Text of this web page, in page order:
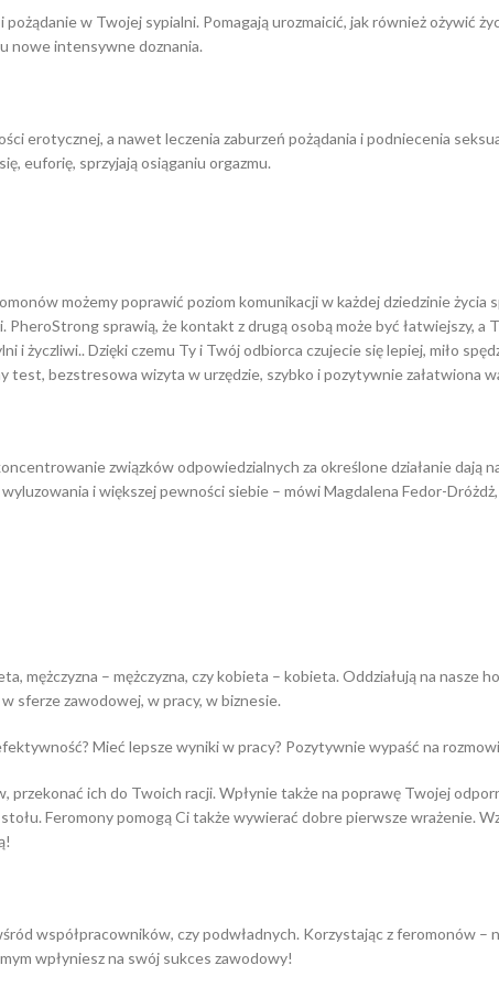
w Twojej sypialni. Pomagają urozmaicić, jak również ożywić
nowe intensywne doznania.
erotycznej, a nawet leczenia zaburzeń pożądania i podniecenia
euforię, sprzyjają osiąganiu orgazmu.
możemy poprawić poziom komunikacji w każdej dziedzinie życia
sprawią, że kontakt z drugą osobą może być łatwiejszy, a
i życzliwi.. Dzięki czemu Ty i Twój odbiorca czujecie się lepiej, miło
test, bezstresowa wizyta w urzędzie, szybko i pozytywnie załatwiona
związków odpowiedzialnych za określone działanie dają
i większej pewności siebie – mówi Magdalena Fedor-
mężczyzna – mężczyzna, czy kobieta – kobieta. Oddziałują na nasze
sferze zawodowej, w pracy, w biznesie.
Mieć lepsze wyniki w pracy? Pozytywnie wypaść na
ich do Twoich racji. Wpłynie także na poprawę Twojej
Feromony pomogą Ci także wywierać dobre pierwsze wrażenie.
współpracowników, czy podwładnych. Korzystając z feromonów –
wpłyniesz na swój sukces zawodowy!